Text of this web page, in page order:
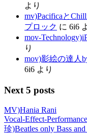
より
mv)Pacificaと
プロック に 6i6
mov-
り
mov)影絵の達人
6i6 より
Next 5 posts
MV)Hania Rani
Vocal-Effect-
珍)Beatles only Bass